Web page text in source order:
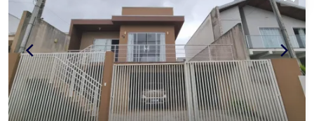
urbana. Venha conhecer e se encantar! Entre em
contato para mais informações ou agendar uma
visita.